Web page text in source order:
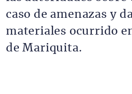
caso de amenazas y
materiales ocurrido
de Mariquita.